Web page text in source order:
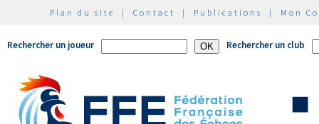
Plan du site | Contact | Publications | Mon
Rechercher un joueur Rechercher un club